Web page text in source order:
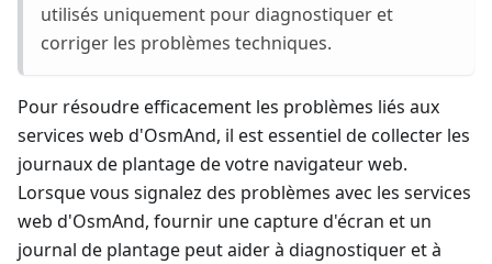
utilisés uniquement pour diagnostiquer et
corriger les problèmes techniques.
Pour résoudre efficacement les problèmes liés aux
services web d'OsmAnd, il est essentiel de collecter les
journaux de plantage de votre navigateur web.
Lorsque vous signalez des problèmes avec les services
web d'OsmAnd, fournir une capture d'écran et un
journal de plantage peut aider à diagnostiquer et à